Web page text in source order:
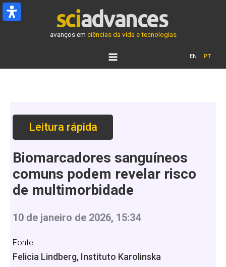
Ir
para
avanços em ciências da vida e tecnologias
EN PT
Leitura rápida
Biomarcadores sanguíneos
comuns podem revelar risco
de multimorbidade
10 de janeiro de 2026, 15:34
Fonte
Felicia Lindberg, Instituto Karolinska